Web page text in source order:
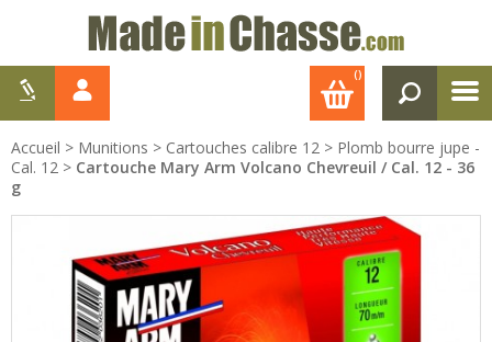
()
Accueil > Munitions > Cartouches calibre 12 > Plomb bourre jupe -
Cal. 12 > Cartouche Mary Arm Volcano Chevreuil / Cal. 12 - 36
g